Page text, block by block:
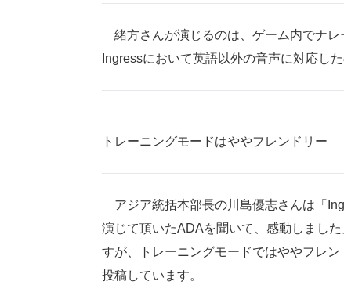
緒方さんが演じるのは、ゲーム内でナレ
Ingressにおいて英語以外の音声に対応し
トレーニングモードはややフレンドリー
アジア統括本部長の川島優志さんは「
演じて頂いたADAを聞いて、感動しまし
すが、トレーニングモードではややフレ
投稿しています。